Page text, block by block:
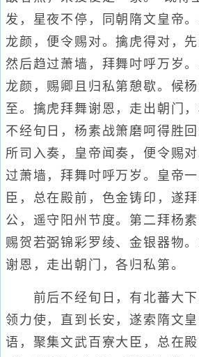
发，星夜不停，同朝隋文皇帝
龙颜，便令赐对。擒虎得对，先
然后趋过萧墙，拜舞吋呼万岁
龙颜，赐卿且归私第憩歇。候
至。擒虎拜舞谢恩，走出朝门
不经旬日，杨素战箫磨呵得胜回
所司入奏，皇帝闻奏，便令赐
过萧墙，拜舞吋呼万岁。皇帝
臣，总在殿前，色金铸印，遂
公，遥守阳州节度。第二拜杨
赐贺若弼锦彩罗绫、金银器物
谢恩，走出朝门，各归私第。
前后不经旬日，有北蕃大下
领力使，直到长安，遂索隋文
语，聚集文武百寮大臣，总在殿